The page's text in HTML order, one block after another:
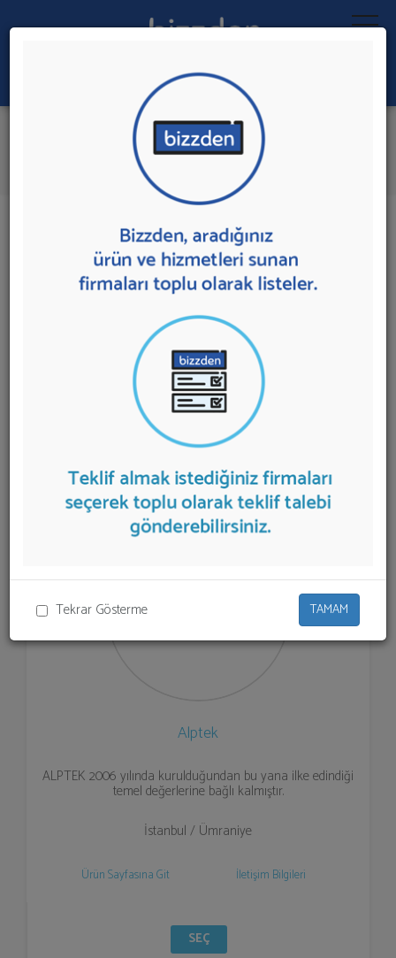
Tekrar Gösterme TAMAM
Ara:
Laboratuvar Sistemleri
İlk 5 Firmadan Teklif İste
8 sonuç bulundu.
Laboratuvar Sistemlerisunan firmalar aşağıda
listelenmektedir.Laboratuvar Sistemleri
için listeden seçim yapıp ya da "İlk 5 Firmadan Teklif İste"
kısmından toplu olarak teklif talebinizi firmalara
aktarabilirsiniz.
Alptek
ALPTEK 2006 yılında kurulduğundan bu yana ilke edindiği
temel değerlerine bağlı kalmıştır.
İstanbul / Ümraniye
Ürün Sayfasına Git İletişim Bilgileri
SEÇ